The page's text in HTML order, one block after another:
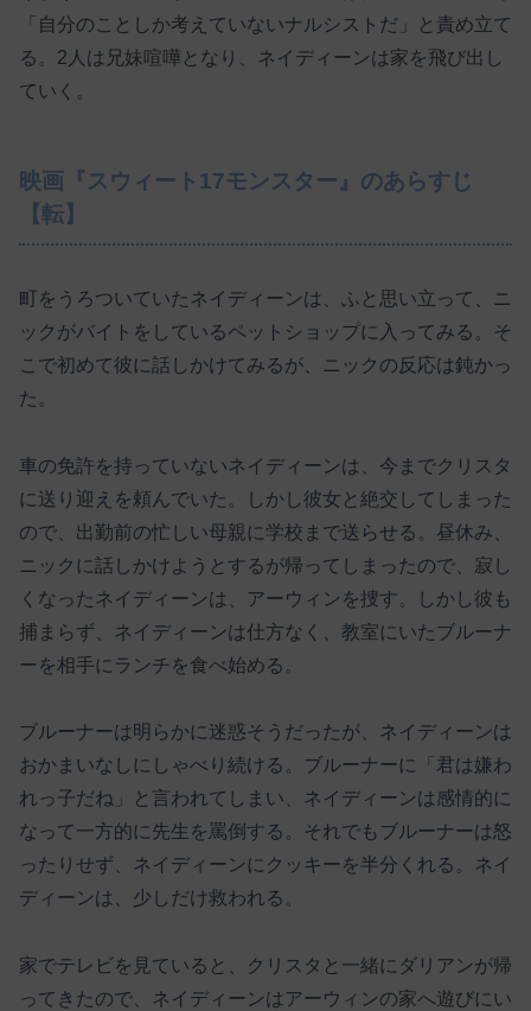
「自分のことしか考えていないナルシストだ」と責め立て
る。2人は兄妹喧嘩となり、ネイディーンは家を飛び出し
ていく。
映画『スウィート17モンスター』のあらすじ
【転】
町をうろついていたネイディーンは、ふと思い立って、ニ
ックがバイトをしているペットショップに入ってみる。そ
こで初めて彼に話しかけてみるが、ニックの反応は鈍かっ
た。
車の免許を持っていないネイディーンは、今までクリスタ
に送り迎えを頼んでいた。しかし彼女と絶交してしまった
ので、出勤前の忙しい母親に学校まで送らせる。昼休み、
ニックに話しかけようとするが帰ってしまったので、寂し
くなったネイディーンは、アーウィンを捜す。しかし彼も
捕まらず、ネイディーンは仕方なく、教室にいたブルーナ
ーを相手にランチを食べ始める。
ブルーナーは明らかに迷惑そうだったが、ネイディーンは
おかまいなしにしゃべり続ける。ブルーナーに「君は嫌わ
れっ子だね」と言われてしまい、ネイディーンは感情的に
なって一方的に先生を罵倒する。それでもブルーナーは怒
ったりせず、ネイディーンにクッキーを半分くれる。ネイ
ディーンは、少しだけ救われる。
家でテレビを見ていると、クリスタと一緒にダリアンが帰
ってきたので、ネイディーンはアーウィンの家へ遊びにい